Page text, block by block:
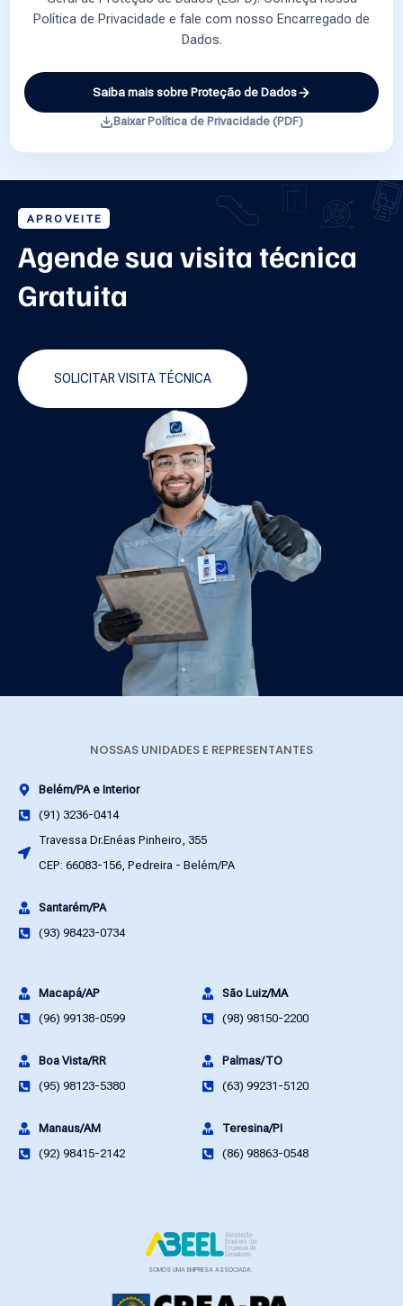
Política de Privacidade e fale com nosso Encarregado de
Dados.
Saiba mais sobre Proteção de Dados
Baixar Política de Privacidade (PDF)
APROVEITE
Agende sua visita técnica
Gratuita
SOLICITAR VISITA TÉCNICA
NOSSAS UNIDADES E REPRESENTANTES
Belém/PA e Interior
(91) 3236-0414
Travessa Dr.Enéas Pinheiro, 355
CEP: 66083-156, Pedreira - Belém/PA
Santarém/PA
(93) 98423-0734
Macapá/AP
(96) 99138-0599
São Luiz/MA
(98) 98150-2200
Boa Vista/RR
(95) 98123-5380
Palmas/TO
(63) 99231-5120
Manaus/AM
(92) 98415-2142
Teresina/PI
(86) 98863-0548
SOMOS UMA EMPRESA ASSOCIADA: